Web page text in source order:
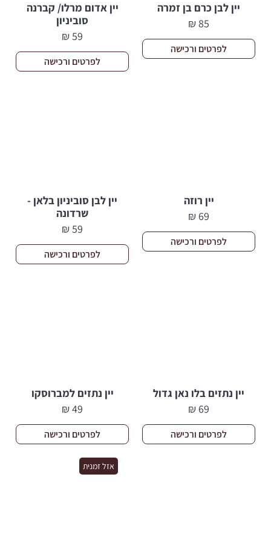
יין לבן כרם בן זמרה
85
₪
לפרטים ורכישה
יין אדום מרלו/ קברנה
סוביניון
59
₪
לפרטים ורכישה
יין רוזה
69
₪
לפרטים ורכישה
יין לבן סוביניון בלאן -
שרדונה
59
₪
לפרטים ורכישה
יין נתזים בלו נאן גדול
69
₪
לפרטים ורכישה
יין נתזים למברוסקו
49
₪
לפרטים ורכישה
אזל זמנית